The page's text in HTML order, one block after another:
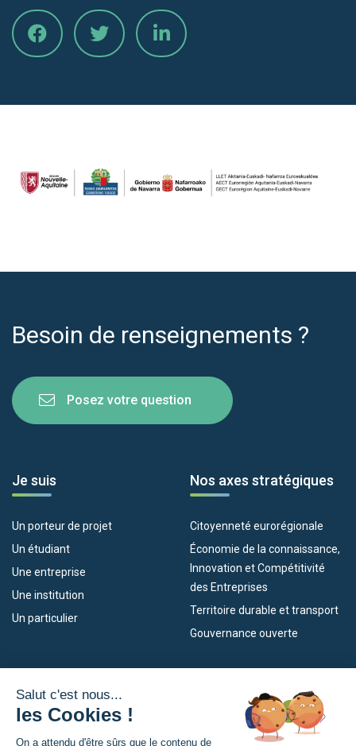
Besoin de renseignements ?
Posez votre question
Je suis
Un porteur de projet
Un étudiant
Une entreprise
Une institution
Un particulier
Nos axes stratégiques
Citoyenneté eurorégionale
Économie de la connaissance,
Innovation et Compétitivité
des Entreprises
Territoire durable et transport
Gouvernance ouverte
Empleo
Qu’est-ce que l’Eurorégion ?